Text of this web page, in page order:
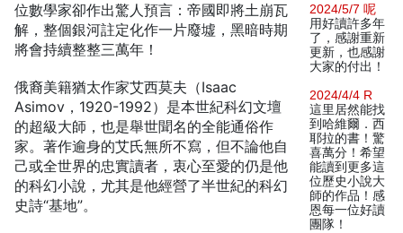
位數學家卻作出驚人預言：帝國即將土崩瓦
解，整個銀河註定化作一片廢墟，黑暗時期
將會持續整整三萬年！
俄裔美籍猶太作家艾西莫夫（Isaac
Asimov，1920-1992）是本世紀科幻文壇
的超級大師，也是舉世聞名的全能通俗作
家。著作逾身的艾氏無所不寫，但不論他自
己或全世界的忠實讀者，衷心至愛的仍是他
的科幻小說，尤其是他經營了半世紀的科幻
史詩“基地”。
2024/5/7 呢
用好讀許多年
了，感謝重新
更新，也感謝
大家的付出！
2024/4/4 R
這里居然能找
到哈維爾．西
耶拉的書！驚
喜萬分！希望
能讀到更多這
位歷史小說大
師的作品！感
恩每一位好讀
團隊！